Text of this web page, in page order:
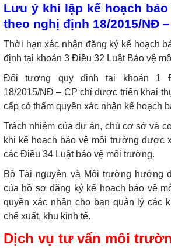
Lưu ý khi lập kế hoạch
theo nghị định 18/2015/NĐ
Thời hạn xác nhận đăng ký kế hoạch
định tại khoản 3 Điều 32 Luật Bảo vệ
Đối tượng quy định tại khoản 1
18/2015/NĐ – CP chỉ được triển khai
cấp có thẩm quyền xác nhận kế hoạch
Trách nhiệm của dự án, chủ cơ sở và
khi kế hoạch bảo vệ môi trường được
các Điều 34 Luật bảo vệ môi trường.
Bộ Tài nguyên và Môi trường hướng
của hồ sơ đăng ký kế hoạch bảo vệ
quyền xác nhận cho ban quản lý các
chế xuất, khu kinh tế.
Dịch vụ tư vấn môi